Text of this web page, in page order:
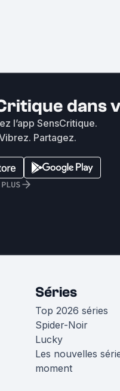
dans
l’app SensCritique.
Partagez.
Séries
Top 2026 séries
Spider-Noir
Lucky
Les nouvelles
moment